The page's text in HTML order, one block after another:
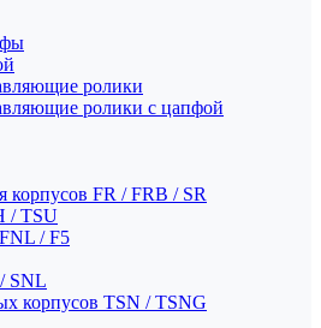
ролики
ролики с цапфой
FR / FRB / SR
/ TSU
/ F5
SNL
корпусов TSN / TSNG